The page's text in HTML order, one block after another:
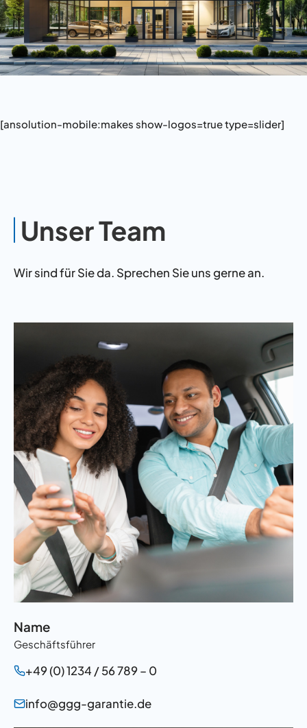
[ansolution-mobile:makes show-logos=true type=slider]
Unser Team
Wir sind für Sie da. Sprechen Sie uns gerne an.
Name
Geschäftsführer
+49 (0) 1234 / 56 789 – 0
info@ggg-garantie.de